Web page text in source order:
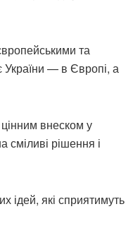
та
України — в Європі, а
внеском у
сміливі рішення і
ідей, які сприятимуть